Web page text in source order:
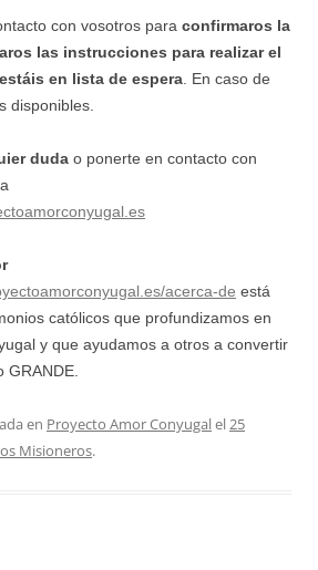
con vosotros para confirmaros la
las instrucciones para realizar el
en lista de espera . En caso de
disponibles.
duda o ponerte en contacto con
acerca-de está
católicos que profundizamos en
y que ayudamos a otros a convertir
en Proyecto Amor Conyugalel25
Misioneros.